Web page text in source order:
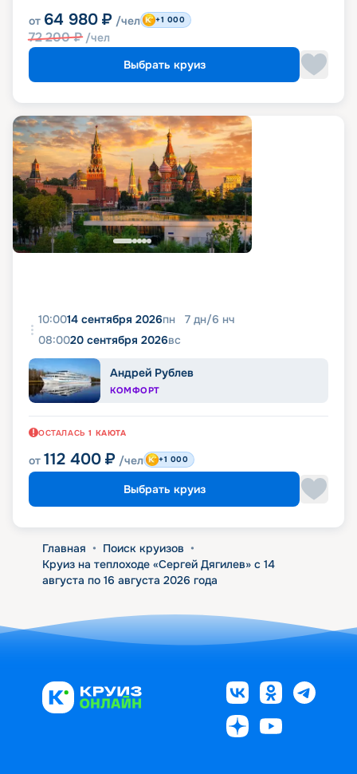
от 64 980 ₽ /чел
72 200₽ /чел
+1 000
Выбрать круиз
10:0014 сентября 2026пн 7 дн/6 нч
08:0020 сентября 2026вс
Андрей Рублев
КОМФОРТ
ОСТАЛАСЬ 1 КАЮТА
от 112 400 ₽ /чел +1 000
Выбрать круиз
Главная • Поиск круизов •
Круиз на теплоходе «Сергей Дягилев» с 14
августа по 16 августа 2026 года